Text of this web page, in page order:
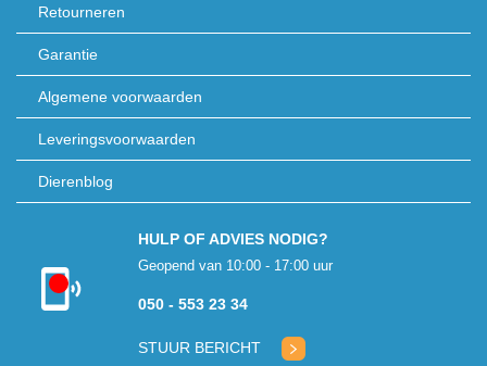
Retourneren
Garantie
Algemene voorwaarden
Leveringsvoorwaarden
Dierenblog
Kon niet
verbinden met
HULP OF ADVIES NODIG?
Geopend van 10:00 - 17:00 uur
050 - 553 23 34
STUUR BERICHT